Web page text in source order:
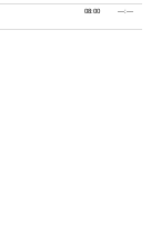
---:---
08:00